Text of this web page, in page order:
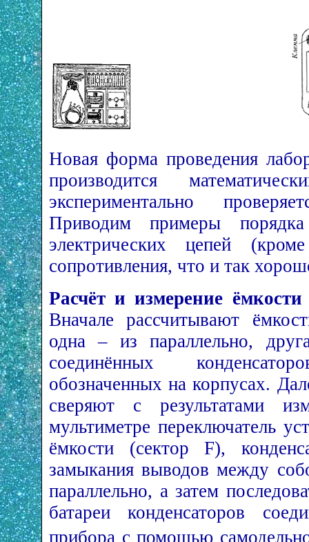
Новая форма проведения
производится
экспериментально
Приводим примеры порядка
электрических цепей
сопротивления, что и так
Расчёт и измерение ёмкости
Вначале рассчитывают
одна – из параллельно,
соединённых
обозначенных на корпусах.
сверяют с результатами
мультиметре переключатель
ёмкости (сектор F),
замыкания выводов между
параллельно, а затем
батареи конденсаторов
прибора с помощью